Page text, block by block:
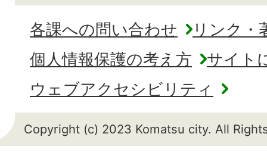
各課への問い合わせ
リンク・
個人情報保護の考え方
サイト
ウェブアクセシビリティ
Copyright (c) 2023 Komatsu city. All